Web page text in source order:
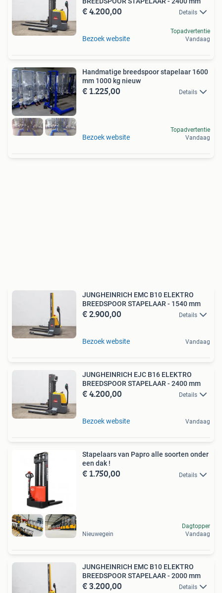
€ 4.200,00 Details
Bezoek website
Topadvertentie
Vandaag
Handmatige breedspoor stapelaar 1600
mm 1000 kg nieuw
€ 1.225,00 Details
Bezoek website
Topadvertentie
Vandaag
JUNGHEINRICH EMC B10 ELEKTRO
BREEDSPOOR STAPELAAR - 1540 mm
€ 2.900,00 Details
Bezoek website Vandaag
JUNGHEINRICH EJC B16 ELEKTRO
BREEDSPOOR STAPELAAR - 2400 mm
€ 4.200,00 Details
Bezoek website Vandaag
Stapelaars van Papro alle soorten onder
een dak !
€ 1.750,00 Details
Nieuwegein
Dagtopper
Vandaag
JUNGHEINRICH EMC B10 ELEKTRO
BREEDSPOOR STAPELAAR - 2000 mm
€ 3.200,00 Details